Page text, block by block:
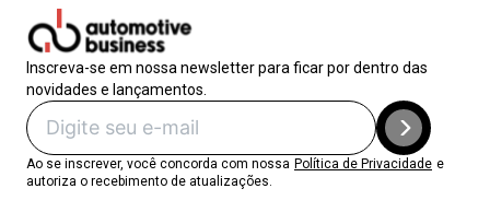
Inscreva-se em nossa newsletter para ficar por dentro das
novidades e lançamentos.
Ao se inscrever, você concorda com nossa Política de Privacidade e
autoriza o recebimento de atualizações.